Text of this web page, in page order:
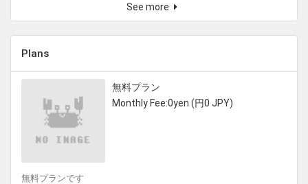
See more
Plans
無料プラン
Monthly Fee:0yen (円0 JPY)
無料プランです